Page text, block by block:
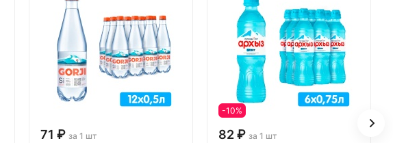
71 ₽ за 1 шт
-10%
82 ₽ за 1 шт